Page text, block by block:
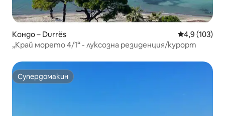
Кондо – Durrës Средна
4,9 (103)
„Край морето 4/1“ - луксозна резиденция/курорт
Супердомакин
Супердомакин